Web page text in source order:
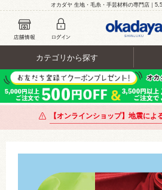
オカダヤ 生地・毛糸・手芸材料の専門店｜
カテゴリから探す
【オンラインショップ】地震によ